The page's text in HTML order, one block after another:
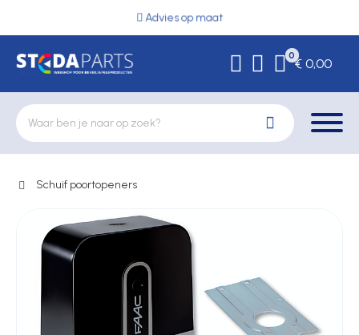
Advies op maat
0
€ 0,00
Deurbeslag
Elektrische vergrendeling
Hekwerkonderdelen
Schuif poortopeners